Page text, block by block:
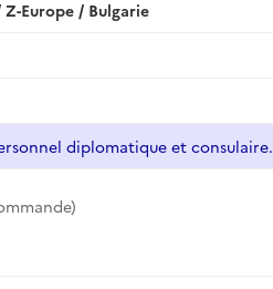
Europe / Bulgarie
diplomatique et consulaire.